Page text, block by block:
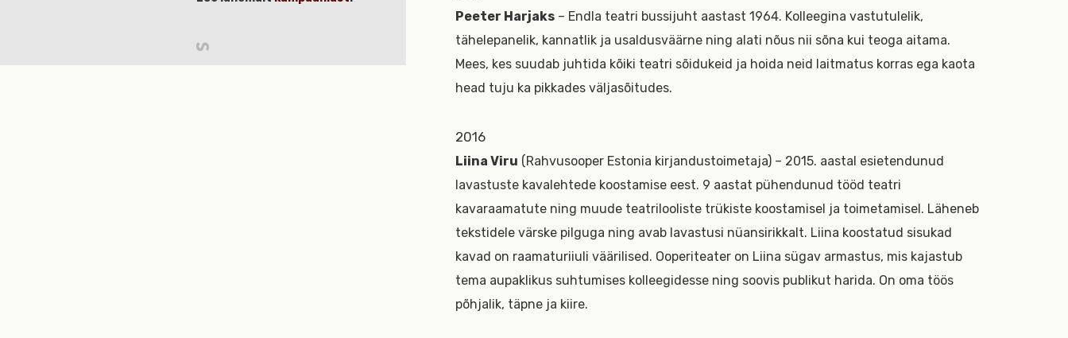
Peeter Harjaks– Endla teatri bussijuht aastast 1964. Kolleegina vastutulelik,
tähelepanelik, kannatlik ja usaldusväärne ning alati nõus nii sõna kui teoga aitama.
Mees, kes suudab juhtida kõiki teatri sõidukeid ja hoida neid laitmatus korras ega kaota
head tuju ka pikkades väljasõitudes.
2016
Liina Viru (Rahvusooper Estonia kirjandustoimetaja) – 2015. aastal esietendunud
lavastuste kavalehtede koostamise eest. 9 aastat pühendunud tööd teatri
kavaraamatute ning muude teatrilooliste trükiste koostamisel ja toimetamisel. Läheneb
tekstidele värske pilguga ning avab lavastusi nüansirikkalt. Liina koostatud sisukad
kavad on raamaturiiuli väärilised. Ooperiteater on Liina sügav armastus, mis kajastub
tema aupaklikus suhtumises kolleegidesse ning soovis publikut harida. On oma töös
põhjalik, täpne ja kiire.